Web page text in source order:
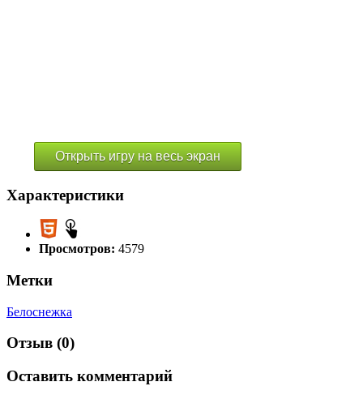
Открыть игру на весь экран
Характеристики
Просмотров: 4579
Метки
Белоснежка
Отзыв (0)
Оставить комментарий